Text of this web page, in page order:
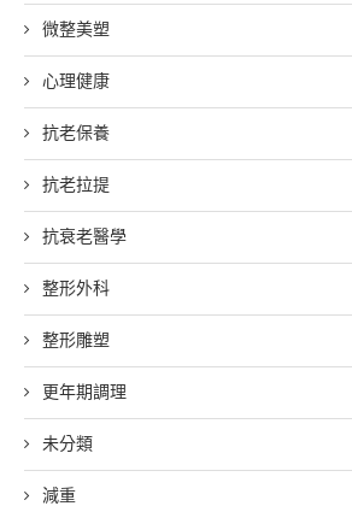
微整美塑
心理健康
抗老保養
抗老拉提
抗衰老醫學
整形外科
整形雕塑
更年期調理
未分類
減重